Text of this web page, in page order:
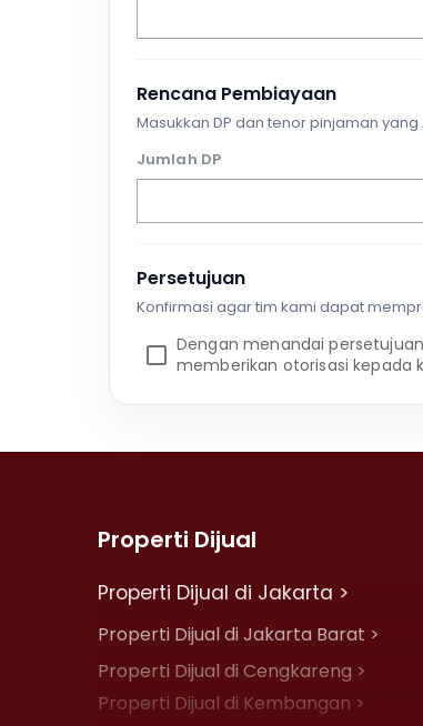
Rencana Pembiayaan
Masukkan DP dan tenor pinjaman yang
Jumlah DP
Persetujuan
Konfirmasi agar tim kami dapat
Dengan menandai
memberikan otorisasi kepada
Properti Dijual
Properti Dijual di Jakarta >
Properti Dijual di Jakarta Barat >
Properti Dijual di Cengkareng >
Properti Dijual di Kembangan >